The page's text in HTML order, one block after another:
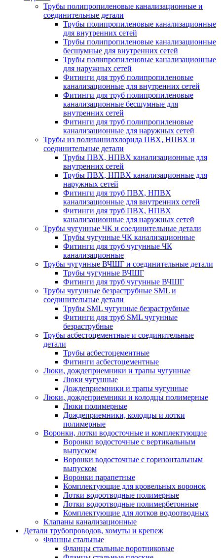
Трубы полипропиленовые канализационные и
соединительные детали
Трубы полипропиленовые канализационные
для внутренних сетей
Трубы полипропиленовые канализационные
бесшумные для внутренних сетей
Трубы полипропиленовые канализационные
для наружных сетей
Фитинги для труб полипропиленовые
канализационные для внутренних сетей
Фитинги для труб полипропиленовые
канализационные бесшумные для
внутренних сетей
Фитинги для труб полипропиленовые
канализационные для наружных сетей
Трубы из поливинилхлорида ПВХ, НПВХ и
соединительные детали
Трубы ПВХ, НПВХ канализационные для
внутренних сетей
Трубы ПВХ, НПВХ канализационные для
наружных сетей
Фитинги для труб ПВХ, НПВХ
канализационные для внутренних сетей
Фитинги для труб ПВХ, НПВХ
канализационные для наружных сетей
Трубы чугунные ЧК и соединительные детали
Трубы чугунные ЧК канализационные
Фитинги для труб чугунные ЧК
канализационные
Трубы чугунные ВЧШГ и соединительные детали
Трубы чугунные ВЧШГ
Фитинги для труб чугунные ВЧШГ
Трубы чугунные безраструбные SML и
соединительные детали
Трубы SML чугунные безраструбные
Фитинги для труб SML чугунные
безраструбные
Трубы асбестоцементные и соединительные
детали
Трубы асбестоцементные
Фитинги асбестоцементные
Люки, дождеприемники и трапы чугунные
Люки чугунные
Дождеприемники и трапы чугунные
Люки, дождеприемники и колодцы полимерные
Люки полимерные
Дождеприемники, колодцы и лотки
полимерные
Воронки, лотки водосточные и комплектующие
Воронки водосточные с вертикальным
выпуском
Воронки водосточные с горизонтальным
выпуском
Воронки парапетные
Комплектующие для кровельных воронок
Лотки водоотводные полимерные
Лотки водоотводные полимербетонные
Комплектующие для лотков водоотводных
Клапаны канализационные
Детали трубопроводов, хомуты и крепеж
Фланцы стальные
Фланцы стальные воротниковые